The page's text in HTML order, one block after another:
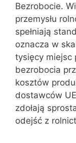
Bezrobocie.
przemysłu
spełniają
oznacza w
tysięcy miejsc
bezrobocia
kosztów
dostawców
zdołają
odejść z